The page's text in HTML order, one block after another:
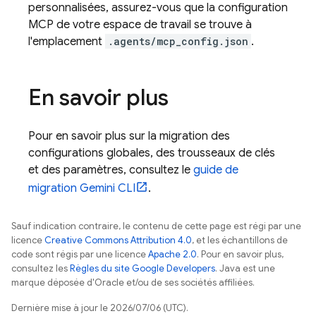
personnalisées, assurez-vous que la configuration
MCP de votre espace de travail se trouve à
l'emplacement .agents/mcp_config.json .
En savoir plus
Pour en savoir plus sur la migration des
configurations globales, des trousseaux de clés
et des paramètres, consultez le guide de
migration Gemini CLI .
Sauf indication contraire, le contenu de cette page est régi par une
licenceCreative Commons Attribution 4.0, et les échantillons de
code sont régis par une licenceApache 2.0. Pour en savoir plus,
consultez lesRègles du site Google Developers. Java est une
marque déposée d'Oracle et/ou de ses sociétés affiliées.
Dernière mise à jour le 2026/07/06 (UTC).